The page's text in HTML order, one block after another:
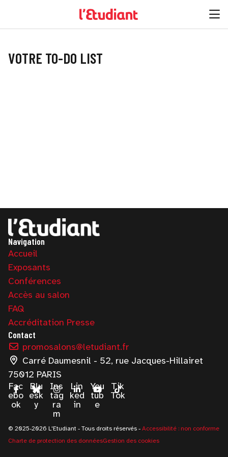
VOTRE TO-DO LIST
Navigation
Accueil
Exposants
Conférences
Accès au salon
FAQ
Accréditation Presse
Contact
promosalons@letudiant.fr
Carré Daumesnil - 52, rue Jacques-Hillairet
75012 PARIS
Fac
ebo
ok
Blu
esk
y
Ins
tag
ra
m
Lin
ked
in
You
tub
e
Tik
Tok
© 2025-2026 L'Etudiant - Tous droits réservés - Accessibilité : non conforme
Charte de protection des donnéesGestion des cookies